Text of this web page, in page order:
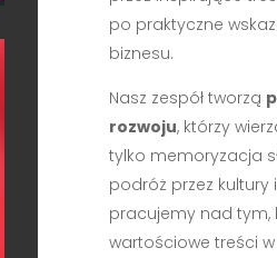
po praktyczne
biznesu.
Nasz zespół tworzą
rozwoju, którzy
tylko memoryzacja
podróż przez
pracujemy nad
wartościowe treści